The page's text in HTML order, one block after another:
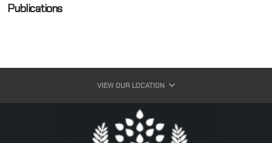
Publications
VIEW OUR LOCATION